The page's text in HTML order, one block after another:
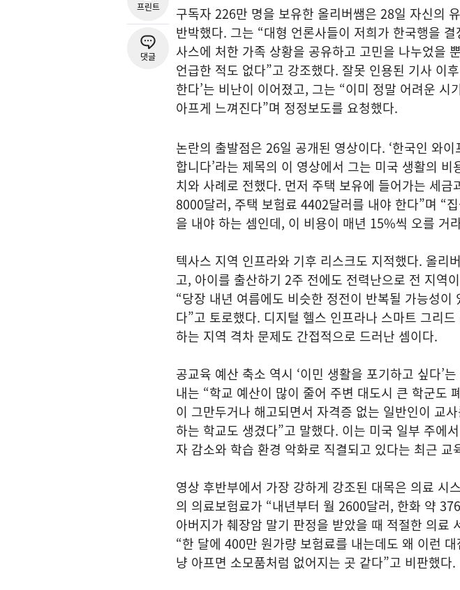
프린트
댓글
구독자 226만 명을 보유한 올리버쌤은 28일 자신의
반박했다. 그는 “대형 언론사들이 저희가 한국행을
사스에 처한 가족 상황을 공유하고 고민을 나누었을
언급한 적도 없다”고 강조했다. 잘못 인용된 기사 이
한다’는 비난이 이어졌고, 그는 “이미 정말 어려운
아프게 느껴진다”며 정정보도를 요청했다.
논란의 출발점은 26일 공개된 영상이다. ‘한국인 와
합니다’라는 제목의 이 영상에서 그는 미국 생활의
치와 사례로 전했다. 먼저 주택 보유에 들어가는 세
8000달러, 주택 보험료 4402달러를 내야 한다”며 “
을 내야 하는 셈인데, 이 비용이 매년 15%씩 오를 거
텍사스 지역 인프라와 기후 리스크도 지적했다. 올리
고, 아이를 출산하기 2주 전에도 전력난으로 전 지역
“당장 내년 여름에도 비슷한 정전이 반복될 가능성
다”고 토로했다. 디지털 헬스 인프라나 스마트 그리
하는 지역 격차 문제도 간접적으로 드러난 셈이다.
공교육 예산 축소 역시 ‘이민 생활을 포기하고 싶다’
내는 “학교 예산이 많이 줄어 주변 대도시 큰 학군도
이 그만두거나 해고되면서 자격증 없는 일반인이 교
하는 학교도 생겼다”고 말했다. 이는 미국 일부 주에
자 감소와 학습 환경 악화로 직결되고 있다는 최근 교
영상 후반부에서 가장 강하게 강조된 대목은 의료 시
의 의료보험료가 “내년부터 월 2600달러, 한화 약
아버지가 췌장암 말기 판정을 받았을 때 적절한 의료
“한 달에 400만 원가량 보험료를 내는데도 왜 이런
냥 아프면 소모품처럼 없어지는 곳 같다”고 비판했다.